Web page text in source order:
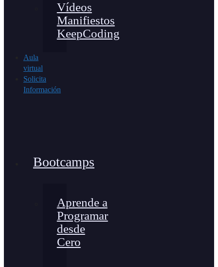
Vídeos
Manifiestos
KeepCoding
Aula
virtual
Solicita
Información
Bootcamps
Aprende a
Programar
desde
Cero